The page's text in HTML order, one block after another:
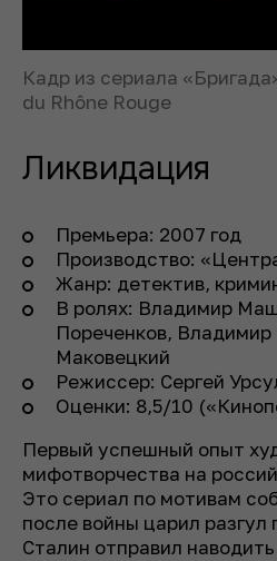
Кадр из сериала
du Rhône Rouge
Ликвидация
Премьера: 2007 год
Производство:
Жанр: детектив,
В ролях: Владимир
Пореченков,
Маковецкий
Режиссер: Сергей
Оценки: 8,5/10
Первый успешный опыт
мифотворчества на
Это сериал по мотивам
после войны царил разгул
Сталин отправил